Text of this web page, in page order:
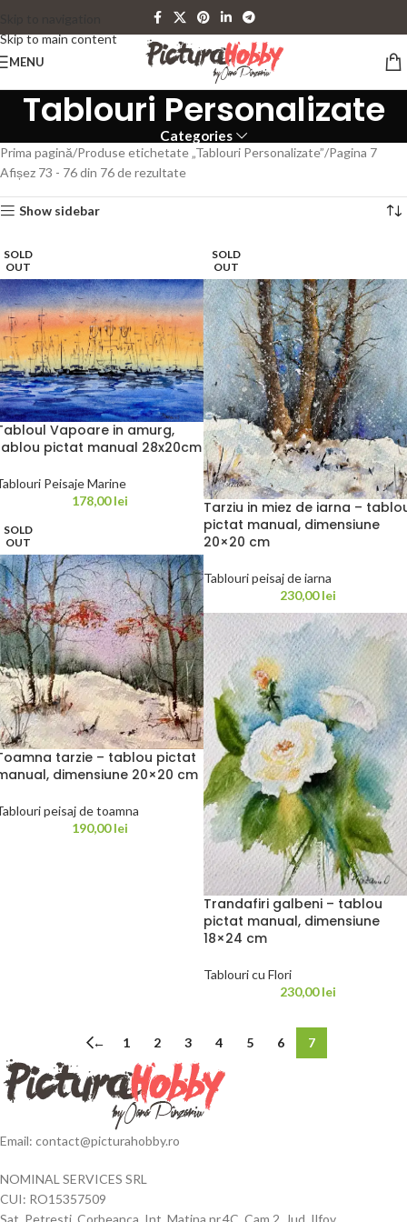
Skip to main content
MENU
Tablouri Personalizate
Categories
Prima pagină Produse etichetate „Tablouri Personalizate” Pagina 7
Afișez 73 - 76 din 76 de rezultate
Show sidebar
SOLD
OUT
Vapoare in amurg,
pictat manual 28x20cm
Peisaje Marine
178,00lei
SOLD
OUT
Tarziu in miez de iarna –
pictat manual, dimensiune
20×20 cm
Tablouri peisaj de iarna
230,00lei
SOLD
OUT
tarzie – tablou pictat
dimensiune 20×20 cm
peisaj de toamna
190,00lei
Trandafiri galbeni – tablou
pictat manual, dimensiune
18×24 cm
Tablouri cu Flori
230,00lei
← 1 2 3 4 5 6 7
Email: contact@picturahobby.ro
NOMINAL SERVICES SRL
CUI: RO15357509